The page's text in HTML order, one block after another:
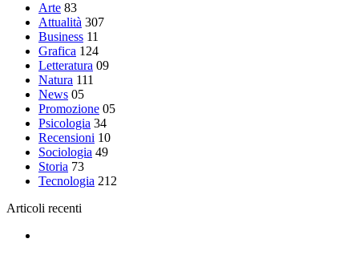
Arte 83
Attualità 307
Business 11
Grafica 124
Letteratura 09
Natura 111
News 05
Promozione 05
Psicologia 34
Recensioni 10
Sociologia 49
Storia 73
Tecnologia 212
Articoli recenti